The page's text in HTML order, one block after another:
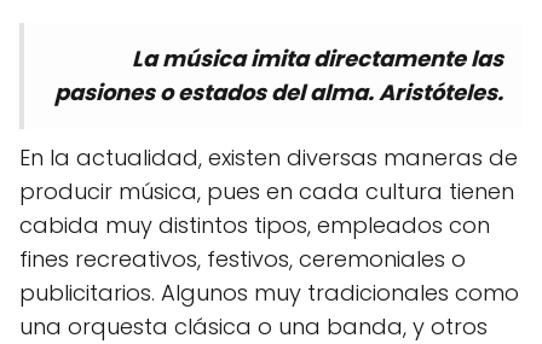
La música imita directamente las
pasiones o estados del alma. Aristóteles.
En la actualidad, existen diversas maneras de
producir música, pues en cada cultura tienen
cabida muy distintos tipos, empleados con
fines recreativos, festivos, ceremoniales o
publicitarios. Algunos muy tradicionales como
una orquesta clásica o una banda, y otros